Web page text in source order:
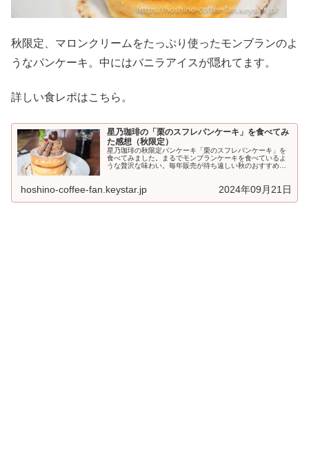
秋限定、マロンクリームをたっぷり使ったモンブランのよ
うなパンケーキ。中にはバニラアイスが隠れてます。
詳しい食レポはこちら。
星乃珈琲の「栗のスフレパンケーキ」を食べてみ
た感想（秋限定）
星乃珈琲の秋限定パンケーキ「栗のスフレパンケーキ」を
食べてみました。まるでモンブランケーキを食べているよ
うな贅沢な味わい。毎年販売が待ち遠しい秋のおすすめメ
hoshino-coffee-fan.keystar.jp 2024年09月21日